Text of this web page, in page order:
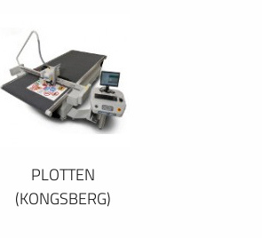
PLOTTEN
(KONGSBERG)